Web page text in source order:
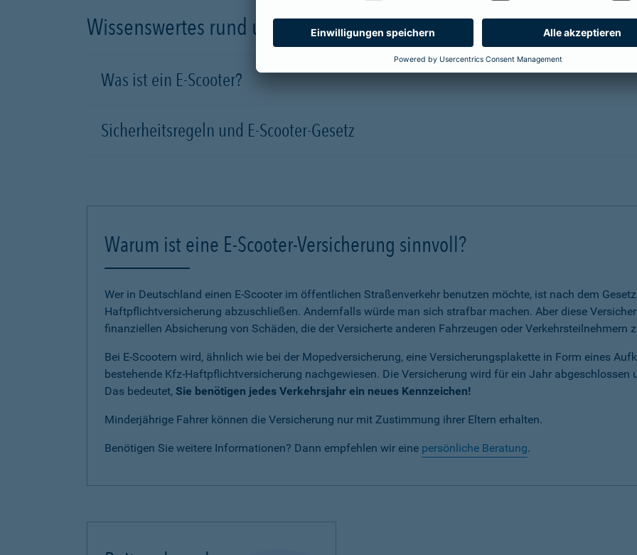
Wissenswertes rund um den E-Scooter
Was ist ein E-Scooter?
Sicherheitsregeln und E-Scooter-Gesetz
Warum ist eine E-Scooter-Versicherung sinnvoll?
Wer in Deutschland einen E-Scooter im öffentlichen Straßenverkehr benutzen möchte, ist nach dem
Haftpflichtversicherung abzuschließen. Andernfalls würde man sich strafbar machen. Aber diese
finanziellen Absicherung von Schäden, die der Versicherte anderen Fahrzeugen oder Verkehrsteilnehmern
Bei E-Scootern wird, ähnlich wie bei der Mopedversicherung, eine Versicherungsplakette in Form eines
bestehende Kfz-Haftpflichtversicherung nachgewiesen. Die Versicherung wird für ein Jahr abgeschlossen
Das bedeutet, Sie benötigen jedes Verkehrsjahr ein neues Kennzeichen!
Minderjährige Fahrer können die Versicherung nur mit Zustimmung ihrer Eltern erhalten.
Benötigen Sie weitere Informationen? Dann empfehlen wir eine persönliche Beratung.